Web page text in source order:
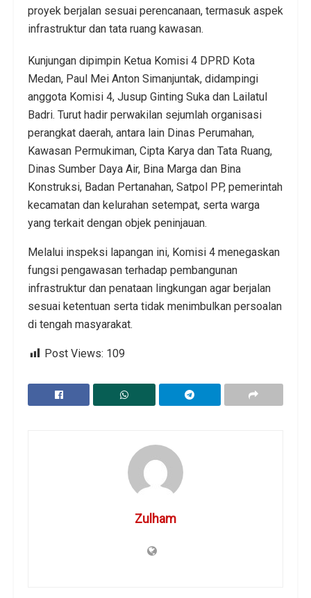
proyek berjalan sesuai perencanaan, termasuk aspek
infrastruktur dan tata ruang kawasan.
Kunjungan dipimpin Ketua Komisi 4 DPRD Kota
Medan, Paul Mei Anton Simanjuntak, didampingi
anggota Komisi 4, Jusup Ginting Suka dan Lailatul
Badri. Turut hadir perwakilan sejumlah organisasi
perangkat daerah, antara lain Dinas Perumahan,
Kawasan Permukiman, Cipta Karya dan Tata Ruang,
Dinas Sumber Daya Air, Bina Marga dan Bina
Konstruksi, Badan Pertanahan, Satpol PP, pemerintah
kecamatan dan kelurahan setempat, serta warga
yang terkait dengan objek peninjauan.
Melalui inspeksi lapangan ini, Komisi 4 menegaskan
fungsi pengawasan terhadap pembangunan
infrastruktur dan penataan lingkungan agar berjalan
sesuai ketentuan serta tidak menimbulkan persoalan
di tengah masyarakat.
Post Views: 109
Zulham